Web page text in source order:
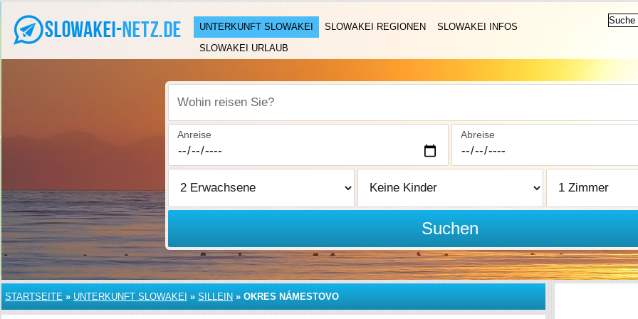
UNTERKUNFT SLOWAKEI SLOWAKEI REGIONEN
SLOWAKEI INFOS
SLOWAKEI URLAUB
Wohin reisen Sie?
Anreise Abreise
Suchen
STARTSEITE » UNTERKUNFT SLOWAKEI » SILLEIN » OKRES NÁMESTOVO